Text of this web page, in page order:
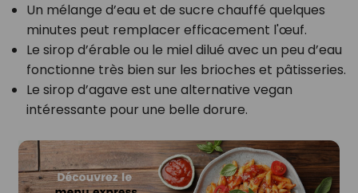
Un mélange d’eau et de sucre chauffé quelques
minutes peut remplacer efficacement l'œuf.
Le sirop d’érable ou le miel dilué avec un peu d’eau
fonctionne très bien sur les brioches et pâtisseries.
Le sirop d’agave est une alternative vegan
intéressante pour une belle dorure.